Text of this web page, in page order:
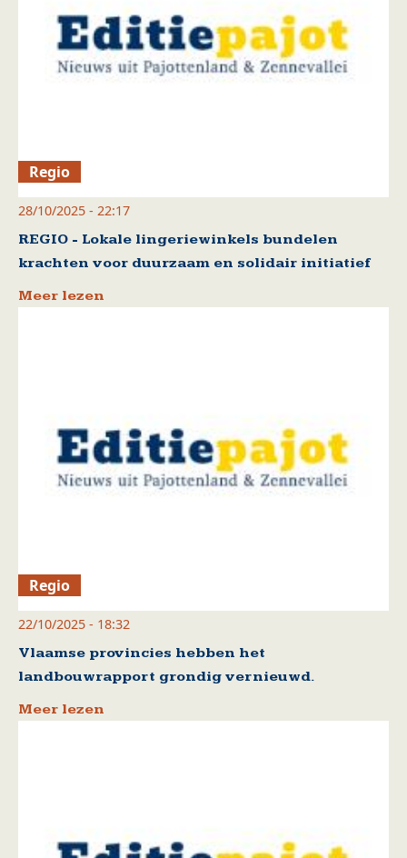
Regio
28/10/2025 - 22:17
REGIO - Lokale lingeriewinkels bundelen
krachten voor duurzaam en solidair initiatief
Meer lezen
Regio
22/10/2025 - 18:32
Vlaamse provincies hebben het
landbouwrapport grondig vernieuwd.
Meer lezen